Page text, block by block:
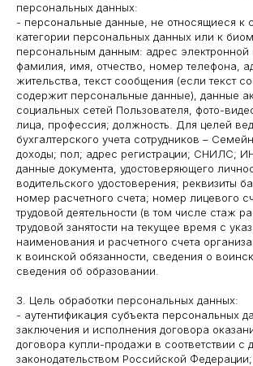
персональных данных:
- персональные данные, не относящиеся к
категории персональных данных или к
персональным данным: адрес электронной
фамилия, имя, отчество, номер телефона,
жительства, текст сообщения (если текст
содержит персональные данные), данные
социальных сетей Пользователя, фото-
лица, профессия; должность. Для целей
бухгалтерского учета сотрудников –
доходы; пол; адрес регистрации; СНИЛС;
данные документа, удостоверяющего
водительского удостоверения; реквизиты
номер расчетного счета; номер лицевого
трудовой деятельности (в том числе стаж
трудовой занятости на текущее время с
наименования и расчетного счета
к воинской обязанности, сведения о
сведения об образовании.
3. Цель обработки персональных данных:
- аутентификация субъекта персональных
заключения и исполнения договора
договора купли-продажи в соответствии с
законодательством Российской Федерации;